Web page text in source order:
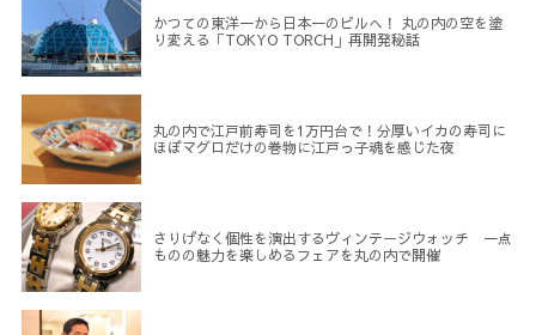
かつての東洋一から日本一のビルへ！ 丸の内の空を塗
り変える「TOKYO TORCH」再開発秘話
丸の内で江戸前寿司を1万円台で！分厚いイカの寿司に
ほぼマグロだけの巻物に江戸っ子魂を感じた夜
さりげなく個性を演出するヴィンテージウォッチ 一点
ものの魅力を楽しめるフェアを丸の内で開催